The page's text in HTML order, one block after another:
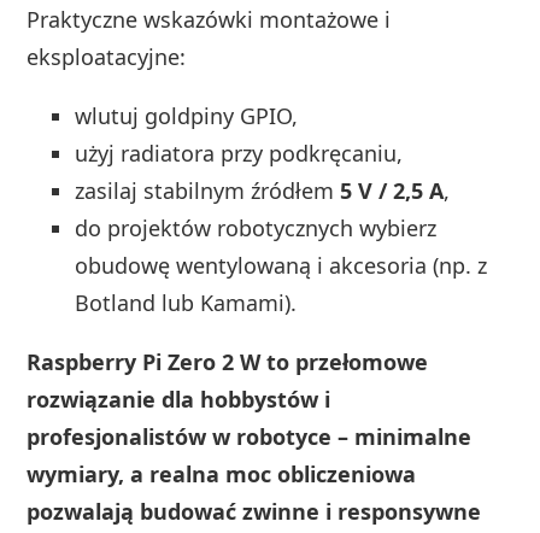
Praktyczne wskazówki montażowe i
eksploatacyjne:
wlutuj goldpiny GPIO,
użyj radiatora przy podkręcaniu,
zasilaj stabilnym źródłem5 V / 2,5 A,
do projektów robotycznych wybierz
obudowę wentylowaną i akcesoria (np. z
Botland lub Kamami).
Raspberry Pi Zero 2 W to przełomowe
rozwiązanie dla hobbystów i
profesjonalistów w robotyce – minimalne
wymiary, a realna moc obliczeniowa
pozwalają budować zwinne i responsywne